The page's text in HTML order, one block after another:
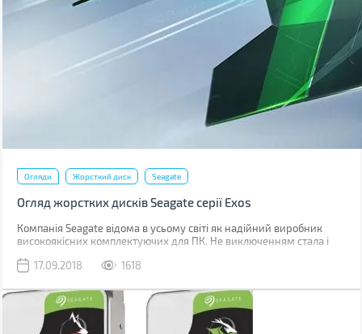
Огляди Жорсткий диск Seagate
Огляд жорстких дисків Seagate серії Exos
Компанія Seagate відома в усьому світі як надійний виробник
високоякісних комплектуючих для ПК. Не виключенням стала і
ефективність і універсальність. Виробник пропонує розширений
17.09.2018 1618